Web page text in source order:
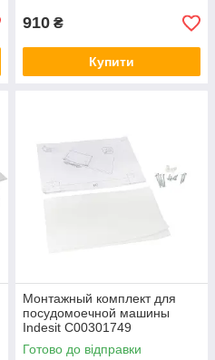
910 ₴
Купити
Монтажный комплект для
посудомоечной машины
Indesit C00301749
Готово до відправки